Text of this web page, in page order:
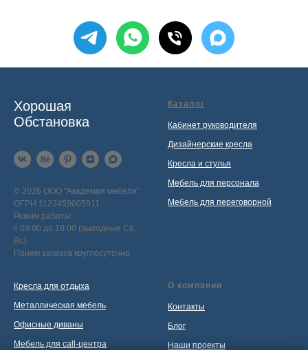
Хорошая
Обстановка
© 2026 ООО "Академия мебели"
ОГРН 1123459005911
Режим работы:
с 09:00 до 18:00 (выходные Сб,
Вс)
Прием заказов круглосуточно
Каталог
Кабинет руководителя
Дизайнерские кресла
Кресла и стулья
Мебель для персонала
Мебель для переговорной
Кресла для отдыха
Металлическая мебель
Офисные диваны
Мебель для call-центра
О компании
Контакты
Блог
Наши проекты